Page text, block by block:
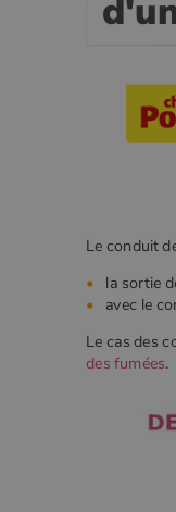
Le conduit
la sortie
avec le
Le cas des
des fumées.